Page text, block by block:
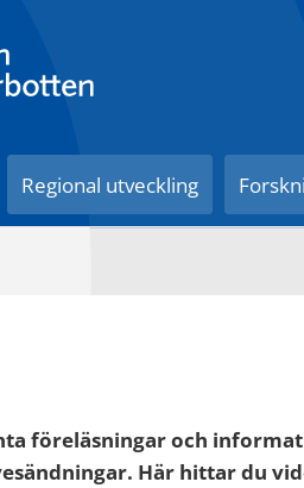
Regional utveckling
föreläsningar och
Här hittar du